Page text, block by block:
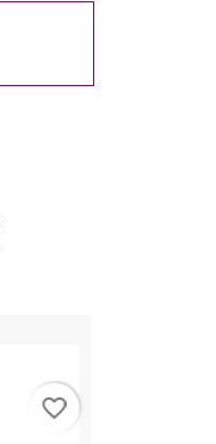
favorite_border